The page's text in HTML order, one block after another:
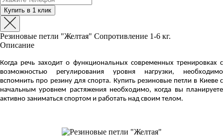
Резиновые петли "Желтая" Сопротивление 1-6 кг.
Описание
Когда речь заходит о функциональных современных тренировках с
возможностью регулирования уровня нагрузки, необходимо
вспомнить про резину для спорта. Купить резиновые петли в Киеве с
начальным уровнем растяжения необходимо, когда вы планируете
активно заниматься спортом и работать над своим телом.